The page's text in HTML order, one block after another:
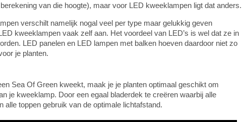
van die hoogte), maar voor LED kweeklampen ligt dat anders.
verschilt namelijk nogal veel per type maar gelukkig geven
kweeklampen vaak zelf aan. Het voordeel van LED’s is wel dat ze in
LED panelen en LED lampen met balken hoeven daardoor niet zo
je planten.
Sea Of Green kweekt, maak je je planten optimaal geschikt om
je kweeklamp. Door een egaal bladerdek te creëren waarbij alle
alle toppen gebruik van de optimale lichtafstand.